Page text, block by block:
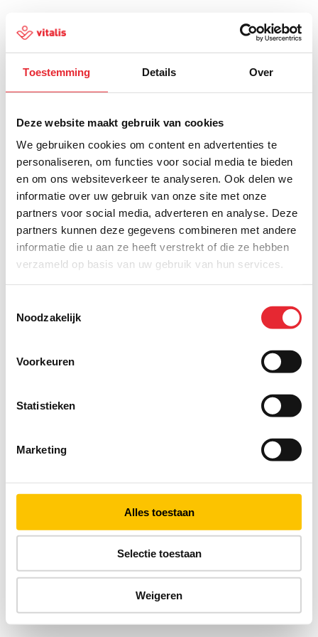
Toestemming Details Over
Deze website maakt gebruik van cookies
We gebruiken cookies om content en advertenties te
personaliseren, om functies voor social media te bieden
en om ons websiteverkeer te analyseren. Ook delen we
informatie over uw gebruik van onze site met onze
partners voor social media, adverteren en analyse. Deze
partners kunnen deze gegevens combineren met andere
informatie die u aan ze heeft verstrekt of die ze hebben
verzameld op basis van uw gebruik van hun services.
Noodzakelijk
Voorkeuren
Statistieken
Marketing
Alles toestaan
Selectie toestaan
Weigeren
500
Er is iets fout gegaan
Probeer het later opnieuw of ga terug naar de
homepagina.